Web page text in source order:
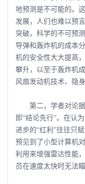
地预测是不可能的。
发展，人们也难以预
突破，科学的不可预
导弹和轰炸机的成本
机的安全性大大提高
攀升，以至于轰炸机
风扇发动机技术、隐
第二，学者对论据
即“结论先行”。在认
进步的“红利”往往只
预见到了小型计算机
利用来增强雷达性能
员在速度太快时无法